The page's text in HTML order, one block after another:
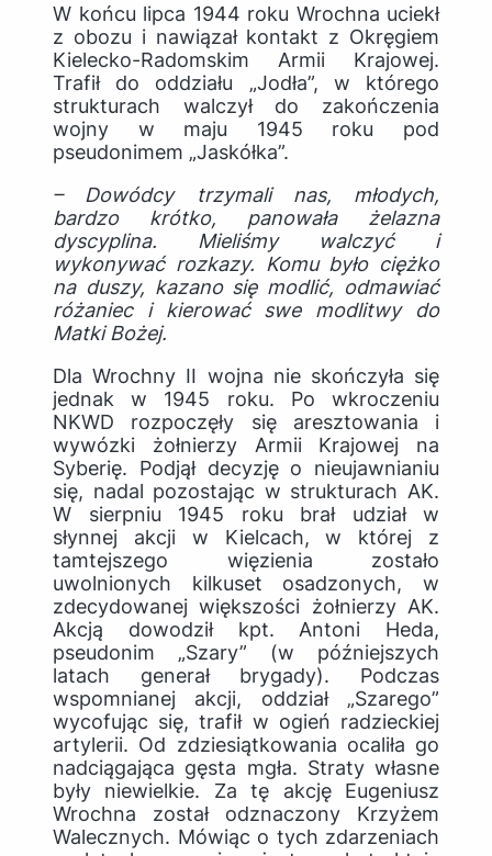
W końcu lipca 1944 roku Wrochna uciekł
z obozu i nawiązał kontakt z Okręgiem
Kielecko-Radomskim Armii Krajowej.
Trafił do oddziału „Jodła”, w którego
strukturach walczył do zakończenia
wojny w maju 1945 roku pod
pseudonimem „Jaskółka”.
– Dowódcy trzymali nas, młodych,
bardzo krótko, panowała żelazna
dyscyplina. Mieliśmy walczyć i
wykonywać rozkazy. Komu było ciężko
na duszy, kazano się modlić, odmawiać
różaniec i kierować swe modlitwy do
Matki Bożej.
Dla Wrochny II wojna nie skończyła się
jednak w 1945 roku. Po wkroczeniu
NKWD rozpoczęły się aresztowania i
wywózki żołnierzy Armii Krajowej na
Syberię. Podjął decyzję o nieujawnianiu
się, nadal pozostając w strukturach AK.
W sierpniu 1945 roku brał udział w
słynnej akcji w Kielcach, w której z
tamtejszego więzienia zostało
uwolnionych kilkuset osadzonych, w
zdecydowanej większości żołnierzy AK.
Akcją dowodził kpt. Antoni Heda,
pseudonim „Szary” (w późniejszych
latach generał brygady). Podczas
wspomnianej akcji, oddział „Szarego”
wycofując się, trafił w ogień radzieckiej
artylerii. Od zdziesiątkowania ocaliła go
nadciągająca gęsta mgła. Straty własne
były niewielkie. Za tę akcję Eugeniusz
Wrochna został odznaczony Krzyżem
Walecznych. Mówiąc o tych zdarzeniach